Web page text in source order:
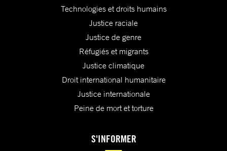
Technologies et droits humains
Justice raciale
Justice de genre
Réfugiés et migrants
Justice climatique
Droit international humanitaire
Justice internationale
Peine de mort et torture
S'INFORMER